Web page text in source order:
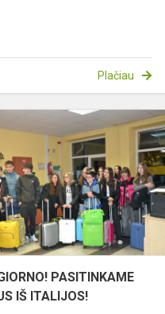
Plačiau
PASITINKAME
IŠ ITALIJOS!